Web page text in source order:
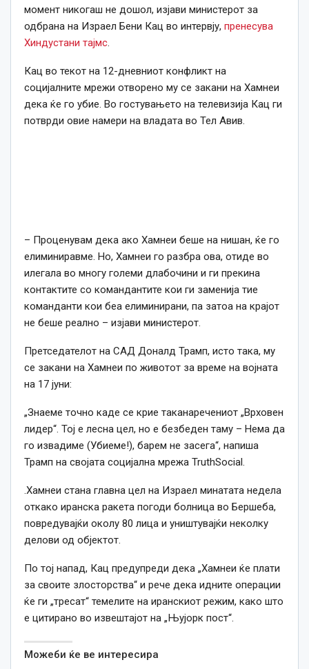
момент никогаш не дошол, изјави министерот за
одбрана на Израел Бени Кац во интервју, пренесува
Хиндустани тајмс.
Кац во текот на 12-дневниот конфликт на
социјалните мрежи отворено му се закани на Хамнеи
дека ќе го убие. Во гостувањето на телевизија Кац ги
потврди овие намери на владата во Тел Авив.
– Проценувам дека ако Хамнеи беше на нишан, ќе го
елиминиравме. Но, Хамнеи го разбра ова, отиде во
илегала во многу големи длабочини и ги прекина
контактите со командантите кои ги заменија тие
команданти кои беа елиминирани, па затоа на крајот
не беше реално – изјави министерот.
Претседателот на САД Доналд Трамп, исто така, му
се закани на Хамнеи по животот за време на војната
на 17 јуни:
„Знаеме точно каде се крие таканаречениот „Врховен
лидер“. Тој е лесна цел, но е безбеден таму – Нема да
го извадиме (Убиеме!), барем не засега“, напиша
Трамп на својата социјална мрежа TruthSocial.
.Хамнеи стана главна цел на Израел минатата недела
откако иранска ракета погоди болница во Бершеба,
повредувајќи околу 80 лица и уништувајќи неколку
делови од објектот.
По тој напад, Кац предупреди дека „Хамнеи ќе плати
за своите злосторства“ и рече дека идните операции
ќе ги „тресат“ темелите на иранскиот режим, како што
е цитирано во извештајот на „Њујорк пост“.
Можеби ќе ве интересира